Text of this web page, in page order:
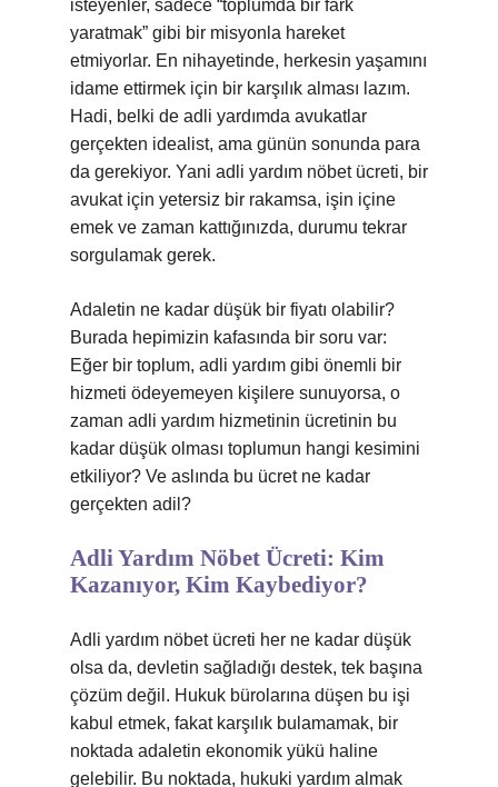
isteyenler, sadece “toplumda bir fark
yaratmak” gibi bir misyonla hareket
etmiyorlar. En nihayetinde, herkesin yaşamını
idame ettirmek için bir karşılık alması lazım.
Hadi, belki de adli yardımda avukatlar
gerçekten idealist, ama günün sonunda para
da gerekiyor. Yani adli yardım nöbet ücreti, bir
avukat için yetersiz bir rakamsa, işin içine
emek ve zaman kattığınızda, durumu tekrar
sorgulamak gerek.
Adaletin ne kadar düşük bir fiyatı olabilir?
Burada hepimizin kafasında bir soru var:
Eğer bir toplum, adli yardım gibi önemli bir
hizmeti ödeyemeyen kişilere sunuyorsa, o
zaman adli yardım hizmetinin ücretinin bu
kadar düşük olması toplumun hangi kesimini
etkiliyor? Ve aslında bu ücret ne kadar
gerçekten adil?
Adli Yardım Nöbet Ücreti: Kim
Kazanıyor, Kim Kaybediyor?
Adli yardım nöbet ücreti her ne kadar düşük
olsa da, devletin sağladığı destek, tek başına
çözüm değil. Hukuk bürolarına düşen bu işi
kabul etmek, fakat karşılık bulamamak, bir
noktada adaletin ekonomik yükü haline
gelebilir. Bu noktada, hukuki yardım almak